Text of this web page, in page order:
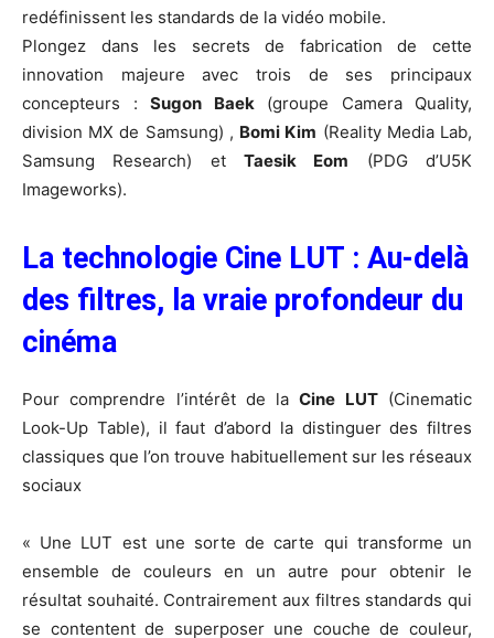
redéfinissent les standards de la vidéo mobile.
Plongez dans les secrets de fabrication de cette
innovation majeure avec trois de ses principaux
concepteurs : Sugon Baek(groupe Camera Quality,
division MX de Samsung) , Bomi Kim (Reality Media Lab,
Samsung Research) et Taesik Eom (PDG d’U5K
Imageworks).
La technologie Cine LUT : Au-delà
des filtres, la vraie profondeur du
cinéma
Pour comprendre l’intérêt de laCine LUT(Cinematic
Look-Up Table), il faut d’abord la distinguer des filtres
classiques que l’on trouve habituellement sur les réseaux
sociaux
« Une LUT est une sorte de carte qui transforme un
ensemble de couleurs en un autre pour obtenir le
résultat souhaité. Contrairement aux filtres standards qui
se contentent de superposer une couche de couleur,